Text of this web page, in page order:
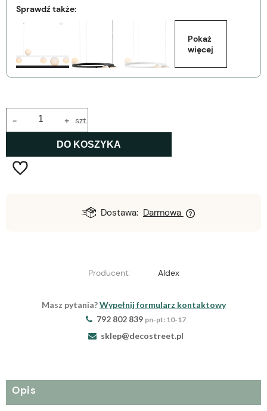
Sprawdź także:
Pokaż
więcej
+
- szt.
DO KOSZYKA
Dostawa: Darmowa
Producent: Aldex
Masz pytania?Wypełnij formularz kontaktowy
792 802 839 pn-pt: 10-17
sklep@decostreet.pl
Opis